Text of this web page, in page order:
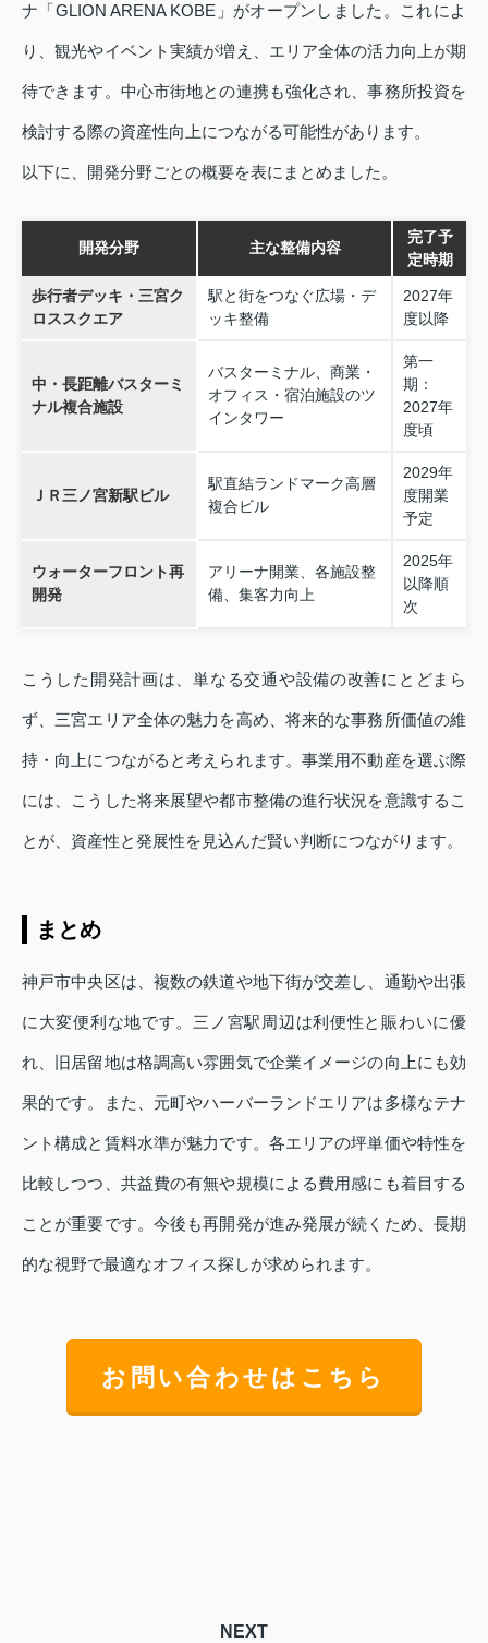
ナ「GLION ARENA KOBE」がオープンしました。これによ
り、観光やイベント実績が増え、エリア全体の活力向上が期
待できます。中心市街地との連携も強化され、事務所投資を
検討する際の資産性向上につながる可能性があります。
以下に、開発分野ごとの概要を表にまとめました。
開発分野 主な整備内容
完了予
定時期
歩行者デッキ・三宮ク
ロススクエア
駅と街をつなぐ広場・デ
ッキ整備
2027年
度以降
中・長距離バスターミ
ナル複合施設
バスターミナル、商業・
オフィス・宿泊施設のツ
インタワー
第一
期：
2027年
度頃
ＪＲ三ノ宮新駅ビル
駅直結ランドマーク高層
複合ビル
2029年
度開業
予定
ウォーターフロント再
開発
アリーナ開業、各施設整
備、集客力向上
2025年
以降順
次
こうした開発計画は、単なる交通や設備の改善にとどまら
ず、三宮エリア全体の魅力を高め、将来的な事務所価値の維
持・向上につながると考えられます。事業用不動産を選ぶ際
には、こうした将来展望や都市整備の進行状況を意識するこ
とが、資産性と発展性を見込んだ賢い判断につながります。
まとめ
神戸市中央区は、複数の鉄道や地下街が交差し、通勤や出張
に大変便利な地です。三ノ宮駅周辺は利便性と賑わいに優
れ、旧居留地は格調高い雰囲気で企業イメージの向上にも効
果的です。また、元町やハーバーランドエリアは多様なテナ
ント構成と賃料水準が魅力です。各エリアの坪単価や特性を
比較しつつ、共益費の有無や規模による費用感にも着目する
ことが重要です。今後も再開発が進み発展が続くため、長期
的な視野で最適なオフィス探しが求められます。
お問い合わせはこちら
NEXT